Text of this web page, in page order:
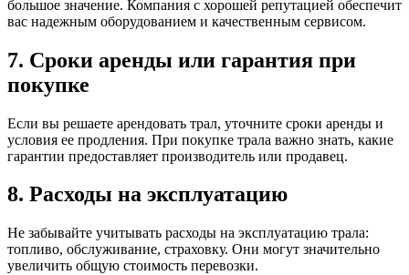
большое значение. Компания с хорошей репутацией обеспечит
вас надежным оборудованием и качественным сервисом.
7. Сроки аренды или гарантия при
покупке
Если вы решаете арендовать трал, уточните сроки аренды и
условия ее продления. При покупке трала важно знать, какие
гарантии предоставляет производитель или продавец.
8. Расходы на эксплуатацию
Не забывайте учитывать расходы на эксплуатацию трала:
топливо, обслуживание, страховку. Они могут значительно
увеличить общую стоимость перевозки.